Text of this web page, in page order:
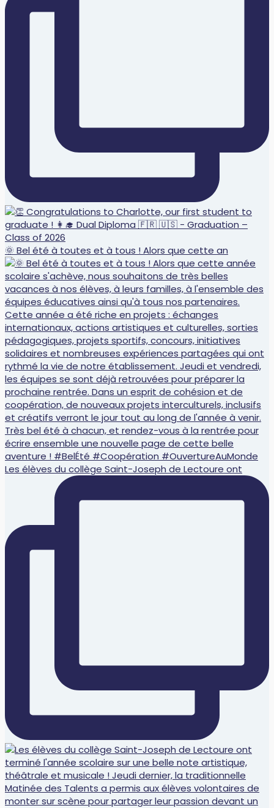
🌞 Bel été à toutes et à tous ! Alors que cette an
Les élèves du collège Saint-Joseph de Lectoure ont